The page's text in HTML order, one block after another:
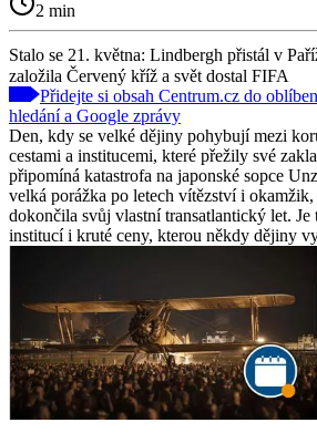
2 min
Stalo se 21. května: Lindbergh přistál v
založila Červený kříž a svět dostal FIFA
Přidejte si obsah Centrum.cz do
hledání a Google zprávy
Den, kdy se velké dějiny pohybují mezi
cestami a institucemi, které přežily své
připomíná katastrofa na japonské sopce
velká porážka po letech vítězství i
dokončila svůj vlastní transatlantický let. Je
institucí i kruté ceny, kterou někdy dějiny